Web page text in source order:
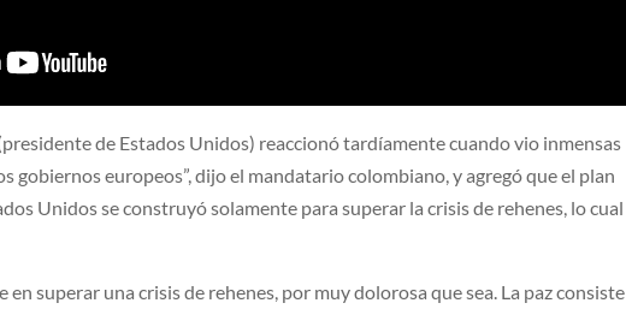
de Estados Unidos) reaccionó tardíamente cuando vio inmensas
gobiernos europeos”, dijo el mandatario colombiano, y agregó que el plan
Unidos se construyó solamente para superar la crisis de rehenes, lo cual
en superar una crisis de rehenes, por muy dolorosa que sea. La paz consiste